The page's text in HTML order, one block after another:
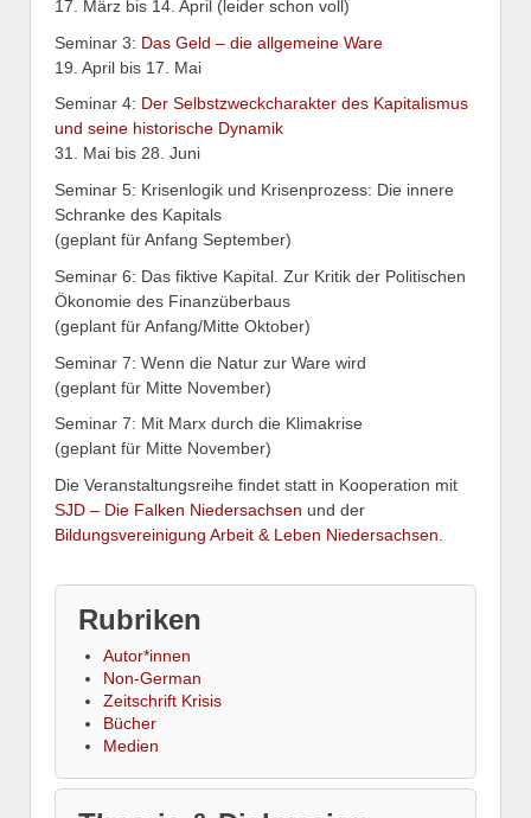
17. März bis 14. April (leider schon voll)
Seminar 3: Das Geld – die allgemeine Ware
19. April bis 17. Mai
Seminar 4: Der Selbstzweckcharakter des Kapitalismus
und seine historische Dynamik
31. Mai bis 28. Juni
Seminar 5: Krisenlogik und Krisenprozess: Die innere
Schranke des Kapitals
(geplant für Anfang September)
Seminar 6: Das fiktive Kapital. Zur Kritik der Politischen
Ökonomie des Finanzüberbaus
(geplant für Anfang/Mitte Oktober)
Seminar 7: Wenn die Natur zur Ware wird
(geplant für Mitte November)
Seminar 7: Mit Marx durch die Klimakrise
(geplant für Mitte November)
Die Veranstaltungsreihe findet statt in Kooperation mit
SJD – Die Falken Niedersachsen und der
Bildungsvereinigung Arbeit & Leben Niedersachsen.
Rubriken
Autor*innen
Non-German
Zeitschrift Krisis
Bücher
Medien